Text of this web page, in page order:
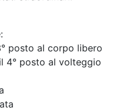
posto al corpo libero
4° posto al volteggio